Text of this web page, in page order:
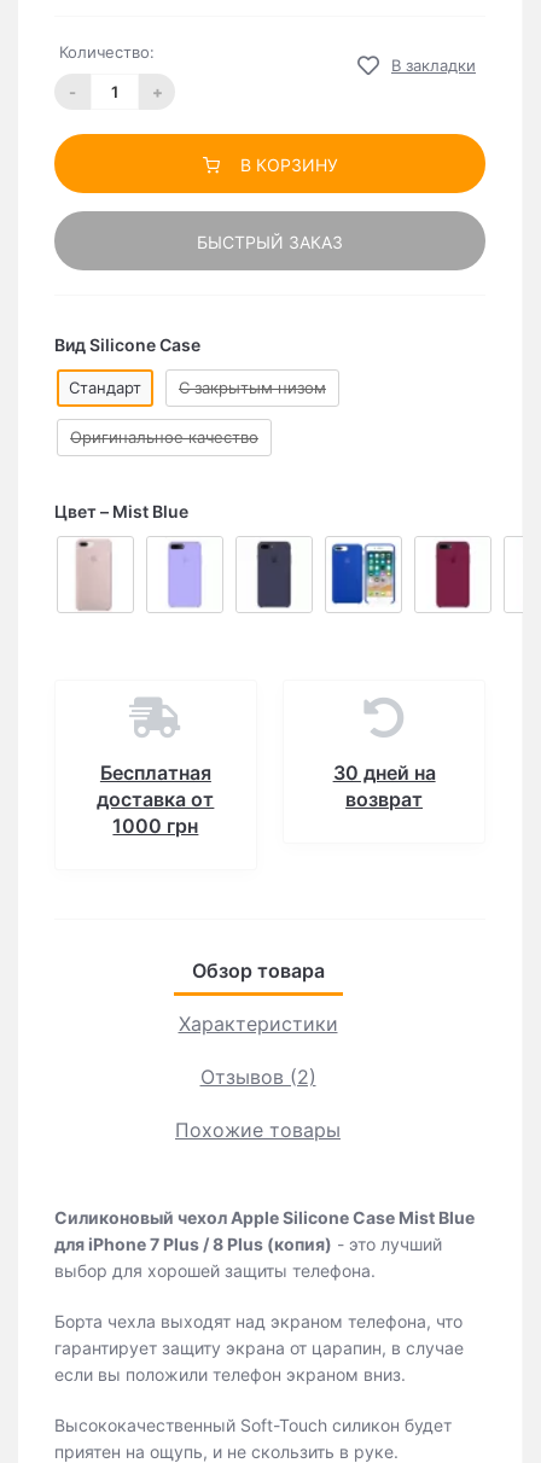
Количество:
- +
В закладки
В КОРЗИНУ
БЫСТРЫЙ ЗАКАЗ
Вид Silicone Case
Стандарт C закрытым низом
Оригинальное качество
Цвет Mist Blue
Бесплатная
доставка от
1000 грн
30 дней на
возврат
Обзор товара
Характеристики
Отзывов (2)
Похожие товары
Силиконовый чехол Apple Silicone Case Mist Blue
для iPhone 7 Plus / 8 Plus (копия) - это лучший
выбор для хорошей защиты телефона.
Борта чехла выходят над экраном телефона, что
гарантирует защиту экрана от царапин, в случае
если вы положили телефон экраном вниз.
Высококачественный Soft-Touch силикон будет
приятен на ощупь, и не скользить в руке.